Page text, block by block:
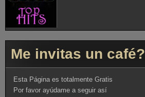
Me invitas un café?
Esta Página es totalmente Gratis
Por favor ayúdame a seguir así